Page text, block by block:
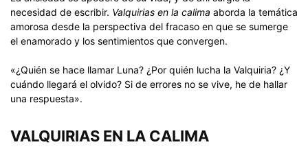
necesidad de escribir. Valquirias en la calima aborda la temática
amorosa desde la perspectiva del fracaso en que se sumerge
el enamorado y los sentimientos que convergen.
«¿Quién se hace llamar Luna? ¿Por quién lucha la Valquiria? ¿Y
cuándo llegará el olvido? Si de errores no se vive, he de hallar
una respuesta».
VALQUIRIAS EN LA CALIMA